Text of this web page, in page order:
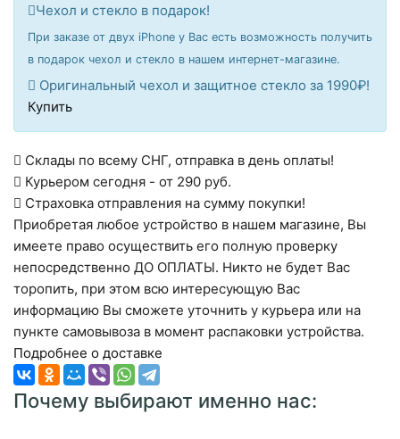
Чехол и стекло в подарок!
При заказе от двух iPhone у Вас есть возможность получить
в подарок чехол и стекло в нашем интернет-магазине.
Оригинальный чехол и защитное стекло за 1990₽!
Купить
Склады по всему СНГ, отправка в день оплаты!
Курьером сегодня - от 290 руб.
Страховка отправления на сумму покупки!
Приобретая любое устройство в нашем магазине, Вы
имеете право осуществить его полную проверку
непосредственно ДО ОПЛАТЫ. Никто не будет Вас
торопить, при этом всю интересующую Вас
информацию Вы сможете уточнить у курьера или на
пункте самовывоза в момент распаковки устройства.
Подробнее о доставке
Почему выбирают именно нас: